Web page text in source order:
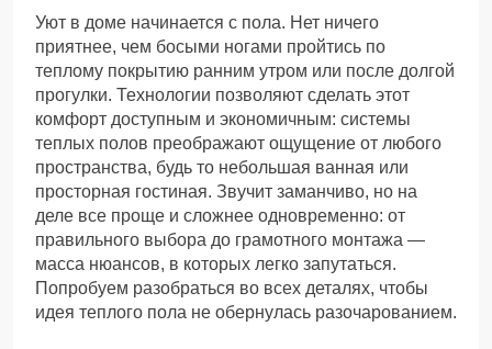
Уют в доме начинается с пола. Нет ничего
приятнее, чем босыми ногами пройтись по
теплому покрытию ранним утром или после долгой
прогулки. Технологии позволяют сделать этот
комфорт доступным и экономичным: системы
теплых полов преображают ощущение от любого
пространства, будь то небольшая ванная или
просторная гостиная. Звучит заманчиво, но на
деле все проще и сложнее одновременно: от
правильного выбора до грамотного монтажа —
масса нюансов, в которых легко запутаться.
Попробуем разобраться во всех деталях, чтобы
идея теплого пола не обернулась разочарованием.